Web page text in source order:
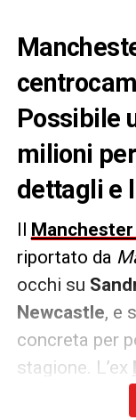
Possibile
milioni
dettagli e
riportato da
occhi su
Newcastle, e
concreta per
stagione. L’ex
affermato